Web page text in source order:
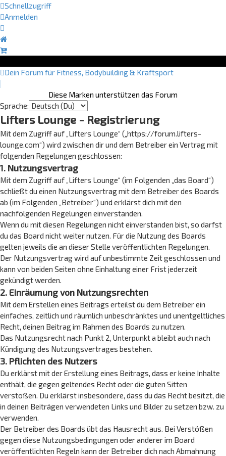
Schnellzugriff
Anmelden
Dein Forum für Fitness, Bodybuilding & Kraftsport
Diese Marken unterstützen das Forum
Sprache:
Lifters Lounge - Registrierung
Mit dem Zugriff auf „Lifters Lounge“ („https://forum.lifters-
lounge.com“) wird zwischen dir und dem Betreiber ein Vertrag mit
folgenden Regelungen geschlossen:
1. Nutzungsvertrag
Mit dem Zugriff auf „Lifters Lounge“ (im Folgenden „das Board“)
schließt du einen Nutzungsvertrag mit dem Betreiber des Boards
ab (im Folgenden „Betreiber“) und erklärst dich mit den
nachfolgenden Regelungen einverstanden.
Wenn du mit diesen Regelungen nicht einverstanden bist, so darfst
du das Board nicht weiter nutzen. Für die Nutzung des Boards
gelten jeweils die an dieser Stelle veröffentlichten Regelungen.
Der Nutzungsvertrag wird auf unbestimmte Zeit geschlossen und
kann von beiden Seiten ohne Einhaltung einer Frist jederzeit
gekündigt werden.
2. Einräumung von Nutzungsrechten
Mit dem Erstellen eines Beitrags erteilst du dem Betreiber ein
einfaches, zeitlich und räumlich unbeschränktes und unentgeltliches
Recht, deinen Beitrag im Rahmen des Boards zu nutzen.
Das Nutzungsrecht nach Punkt 2, Unterpunkt a bleibt auch nach
Kündigung des Nutzungsvertrages bestehen.
3. Pflichten des Nutzers
Du erklärst mit der Erstellung eines Beitrags, dass er keine Inhalte
enthält, die gegen geltendes Recht oder die guten Sitten
verstoßen. Du erklärst insbesondere, dass du das Recht besitzt, die
in deinen Beiträgen verwendeten Links und Bilder zu setzen bzw. zu
verwenden.
Der Betreiber des Boards übt das Hausrecht aus. Bei Verstößen
gegen diese Nutzungsbedingungen oder anderer im Board
veröffentlichten Regeln kann der Betreiber dich nach Abmahnung